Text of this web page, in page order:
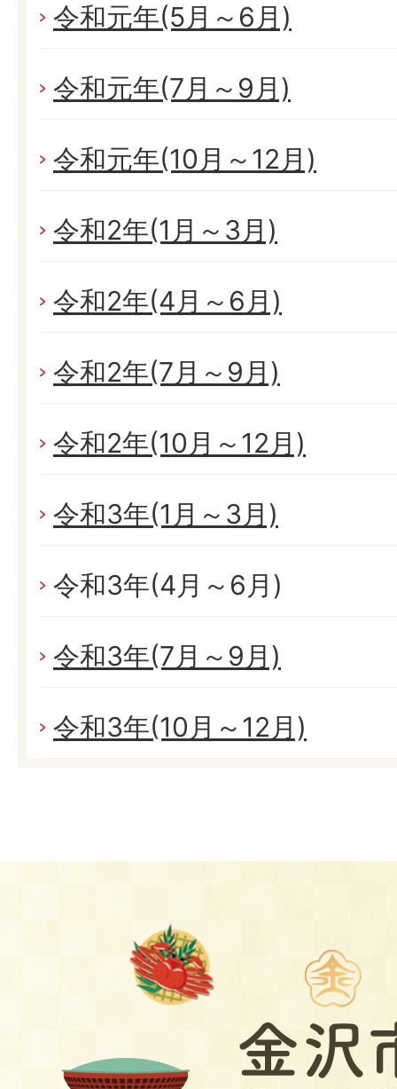
令和元年(5月～6月)
令和元年(7月～9月)
令和元年(10月～12月)
令和2年(1月～3月)
令和2年(4月～6月)
令和2年(7月～9月)
令和2年(10月～12月)
令和3年(1月～3月)
令和3年(4月～6月)
令和3年(7月～9月)
令和3年(10月～12月)